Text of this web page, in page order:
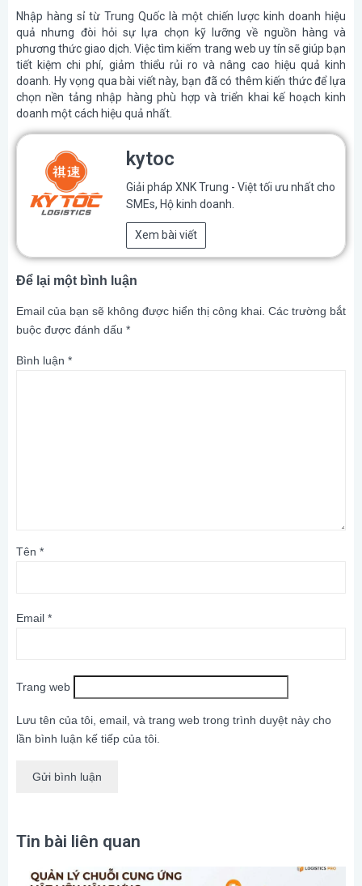
Nhập hàng sỉ từ Trung Quốc là một chiến lược kinh doanh hiệu
quả nhưng đòi hỏi sự lựa chọn kỹ lưỡng về nguồn hàng và
phương thức giao dịch. Việc tìm kiếm trang web uy tín sẽ giúp bạn
tiết kiệm chi phí, giảm thiểu rủi ro và nâng cao hiệu quả kinh
doanh. Hy vọng qua bài viết này, bạn đã có thêm kiến thức để lựa
chọn nền tảng nhập hàng phù hợp và triển khai kế hoạch kinh
doanh một cách hiệu quả nhất.
kytoc
Giải pháp XNK Trung - Việt tối ưu nhất cho
SMEs, Hộ kinh doanh.
Xem bài viết
Để lại một bình luận
Email của bạn sẽ không được hiển thị công khai. Các trường bắt
buộc được đánh dấu *
Bình luận *
Tên *
Email *
Trang web
Lưu tên của tôi, email, và trang web trong trình duyệt này cho
lần bình luận kế tiếp của tôi.
Tin bài liên quan